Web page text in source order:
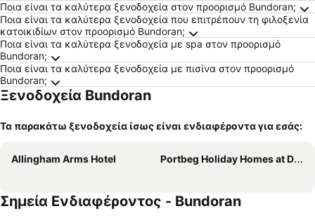
Ποια είναι τα καλύτερα ξενοδοχεία στον προορισμό Bundoran;
Ποια είναι τα καλύτερα ξενοδοχεία που επιτρέπουν τη φιλοξενία
κατοικιδίων στον προορισμό Bundoran;
Ποια είναι τα καλύτερα ξενοδοχεία με spa στον προορισμό
Bundoran;
Ποια είναι τα καλύτερα ξενοδοχεία με πισίνα στον προορισμό
Bundoran;
Ξενοδοχεία Bundoran
Τα παρακάτω ξενοδοχεία ίσως είναι ενδιαφέροντα για εσάς:
Allingham Arms Hotel Portbeg Holiday Homes at Donegal Bay
Σημεία Ενδιαφέροντος - Bundoran